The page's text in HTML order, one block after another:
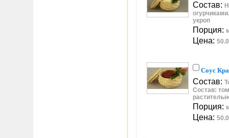
Состав:
укроп
Порция:
Цена:
Соус
Состав:
Состав:
Порция:
Цена: